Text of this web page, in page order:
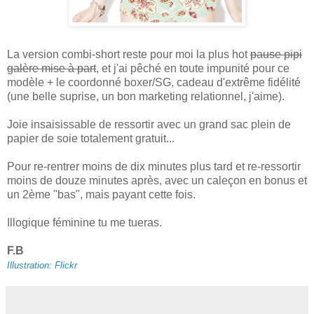
La version combi-short reste pour moi la plus hotpause pipi
galère mise à part, et j'ai pêché en toute impunité pour ce
modèle + le coordonné boxer/SG, cadeau d'extrême fidélité
(une belle suprise, un bon marketing relationnel, j'aime).
Joie insaisissable de ressortir avec un grand sac plein de
papier de soie totalement gratuit...
Pour re-rentrer moins de dix minutes plus tard et re-ressortir
moins de douze minutes après, avec un caleçon en bonus et
un 2ème "bas", mais payant cette fois.
Illogique féminine tu me tueras.
F.B
Illustration: Flickr